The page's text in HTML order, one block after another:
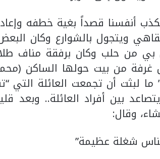
أنفسنا قصداً بغية خطفه
ويتجول بالشوارع وكان
من حلب وكان برفقة مناف
من بيت حولها الساكن
ما لبثت أن تجمعت العائلة التي
بين أفراد العائلة.. وبعد
وقال:
شغلة عظيمة”